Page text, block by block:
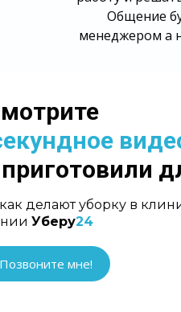
Общение
менеджером а
делают уборку в
Уберу24
Позвоните мне!